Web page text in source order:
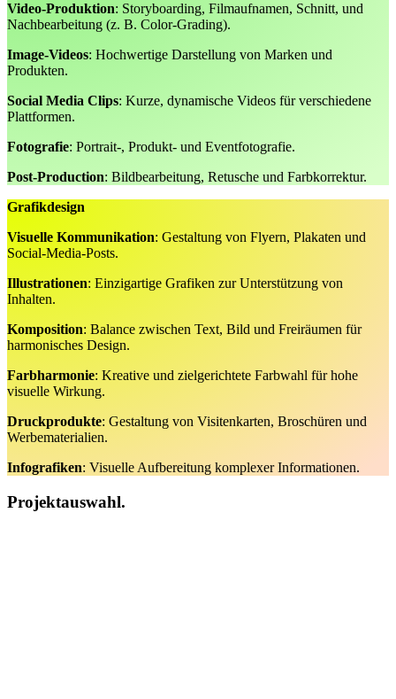
Video-Produktion: Storyboarding, Filmaufnamen, Schnitt, und
Nachbearbeitung (z. B. Color-Grading).
Image-Videos: Hochwertige Darstellung von Marken und
Produkten.
Social Media Clips: Kurze, dynamische Videos für verschiedene
Plattformen.
Fotografie: Portrait-, Produkt- und Eventfotografie.
Post-Production: Bildbearbeitung, Retusche und Farbkorrektur.
Grafikdesign
Visuelle Kommunikation: Gestaltung von Flyern, Plakaten und
Social-Media-Posts.
Illustrationen: Einzigartige Grafiken zur Unterstützung von
Inhalten.
Komposition: Balance zwischen Text, Bild und Freiräumen für
harmonisches Design.
Farbharmonie: Kreative und zielgerichtete Farbwahl für hohe
visuelle Wirkung.
Druckprodukte: Gestaltung von Visitenkarten, Broschüren und
Werbematerialien.
Infografiken: Visuelle Aufbereitung komplexer Informationen.
Projektauswahl.